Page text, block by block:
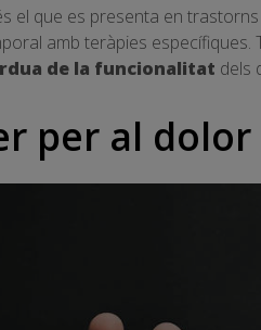
el que es presenta en
amb teràpies
de la funcionalitat dels
per al dolor